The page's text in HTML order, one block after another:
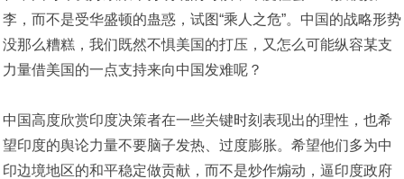
李，而不是受华盛顿的蛊惑，试图“乘人之危”。中国的战略形势
没那么糟糕，我们既然不惧美国的打压，又怎么可能纵容某支
力量借美国的一点支持来向中国发难呢？
中国高度欣赏印度决策者在一些关键时刻表现出的理性，也希
望印度的舆论力量不要脑子发热、过度膨胀。希望他们多为中
印边境地区的和平稳定做贡献，而不是炒作煽动，逼印度政府